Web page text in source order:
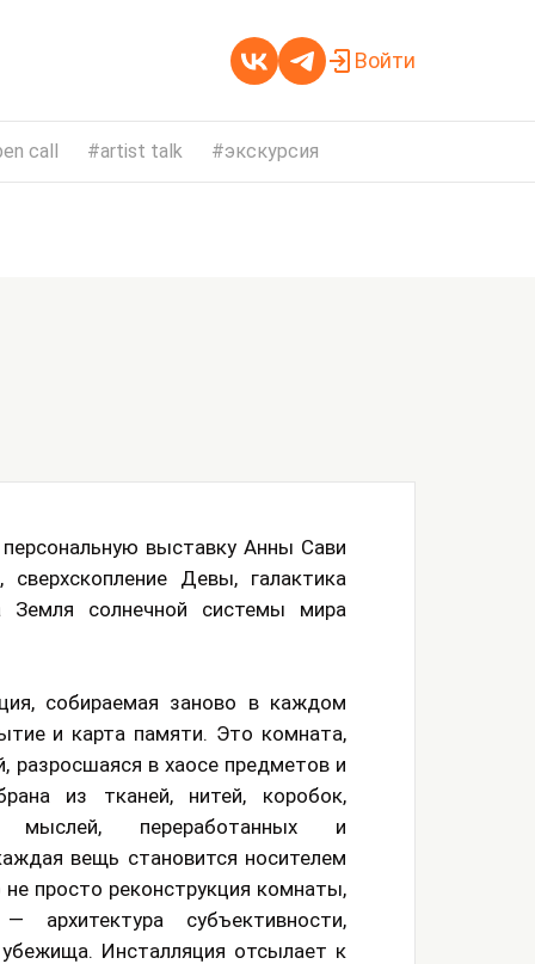
Войти
call artist talk экскурсия
выставку Анны Сави
Девы, галактика
Земля солнечной системы мира
собираемая заново в каждом
и карта памяти. Это комната,
разросшаяся в хаосе предметов и
из тканей, нитей, коробок,
мыслей, переработанных и
вещь становится носителем
просто реконструкция комнаты,
субъективности,
убежища. Инсталляция отсылает к